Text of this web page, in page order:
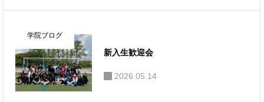
学院ブログ
新入生歓迎会
2026.05.14